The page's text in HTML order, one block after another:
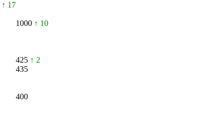
↑ 17
1000 ↑ 10
425 ↑ 2
435
400